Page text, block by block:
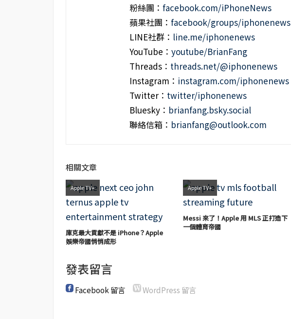
粉絲團： facebook.com/iPhoneNews
蘋果社團： facebook/groups/iphonenews
LINE社群： line.me/iphonenews
YouTube： youtube/BrianFang
Threads： threads.net/@iphonenews
Instagram： instagram.com/iphonenews
Twitter： twitter/iphonenews
Bluesky： brianfang.bsky.social
聯絡信箱： brianfang@outlook.com
相關文章
Apple TV+
庫克最大貢獻不是 iPhone？Apple
娛樂帝國悄悄成形
Apple TV+
Messi 來了！Apple 用 MLS 正打造下
一個體育帝國
發表留言
Facebook 留言 WordPress 留言